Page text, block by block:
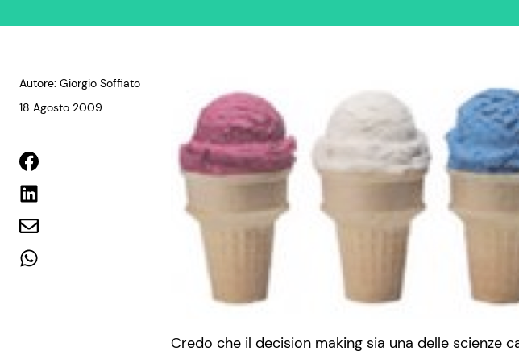
Autore: Giorgio Soffiato
18 Agosto 2009
Credo che il decision making sia una delle scienze